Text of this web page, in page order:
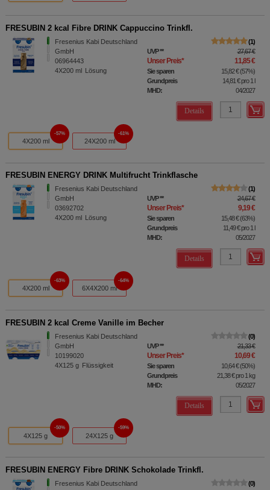
FRESUBIN 2 kcal Fibre DRINK Cappuccino Trinkfl.
Fresenius Kabi Deutschland
GmbH
06964443
4X200 ml Lösung
1
UVP** 27,67 €
Unser Preis* 11,85 €
Sie sparen 15,82 €(57%)
Grundpreis
14,81 €pro 1 l
MHD:
04/2027
Details
4X200 ml
57%
24X200 ml
61%
FRESUBIN ENERGY DRINK Multifrucht Trinkflasche
Fresenius Kabi Deutschland
GmbH
03692702
4X200 ml Lösung
1
UVP** 24,67 €
Unser Preis* 9,19 €
Sie sparen 15,48 €(63%)
Grundpreis
11,49 €pro 1 l
MHD:
05/2027
Details
4X200 ml
63%
6X4X200 ml
64%
FRESUBIN 2 kcal Creme Vanille im Becher
Fresenius Kabi Deutschland
GmbH
10199020
4X125 g Flüssigkeit
0
UVP** 21,33 €
Unser Preis* 10,69 €
Sie sparen 10,64 €(50%)
Grundpreis
21,38 €pro 1 kg
MHD:
05/2027
Details
4X125 g
50%
24X125 g
59%
FRESUBIN ENERGY Fibre DRINK Schokolade Trinkfl.
Fresenius Kabi Deutschland
0